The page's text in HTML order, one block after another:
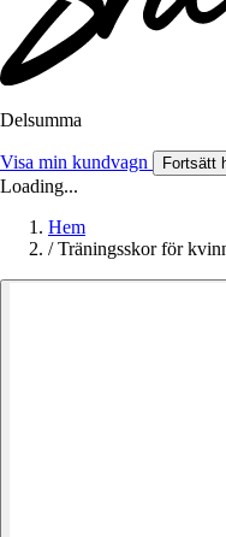
Delsumma
Visa min kundvagn Fortsätt
Loading...
Hem
/ Träningsskor för